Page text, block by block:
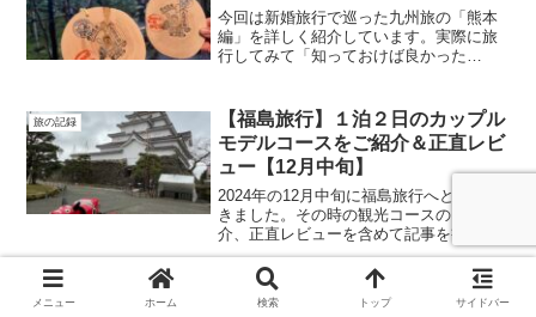
今回は新婚旅行で巡った九州旅の「熊本
編」を詳しく紹介しています。実際に旅
行してみて「知っておけば良かった
い！この旅を得て私は熊本が大好きにな
りました！
旅の記録
【福島旅行】１泊２日のカップル
モデルコースをご紹介＆正直レビ
ュー【12月中旬】
2024年の12月中旬に福島旅行へと行って
きました。その時の観光コースのご紹
介、正直レビューを含めて記事を書かせ
ていただきました。旅行の際に参考にな
ればうれしいです。
旅の記録
【初めての愛媛向け】愛媛旅行定
メニュー ホーム 検索 トップ サイドバー